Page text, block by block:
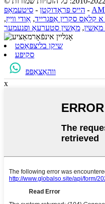
הייס פּראָדוקטן - סיטעמאַפּ -
קלאַס סקרין אַפּגרייד, אַודי ווייַז,
מאַשין, מאַשין סטערעאָ ופנעמער
שיקן בליצפּאָסט
סקיפּע
ווהאַצאַפּפּ
x